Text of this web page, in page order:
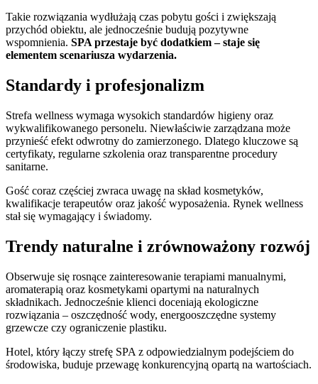
Takie rozwiązania wydłużają czas pobytu gości i zwiększają
przychód obiektu, ale jednocześnie budują pozytywne
wspomnienia. SPA przestaje być dodatkiem – staje się
elementem scenariusza wydarzenia.
Standardy i profesjonalizm
Strefa wellness wymaga wysokich standardów higieny oraz
wykwalifikowanego personelu. Niewłaściwie zarządzana może
przynieść efekt odwrotny do zamierzonego. Dlatego kluczowe są
certyfikaty, regularne szkolenia oraz transparentne procedury
sanitarne.
Gość coraz częściej zwraca uwagę na skład kosmetyków,
kwalifikacje terapeutów oraz jakość wyposażenia. Rynek wellness
stał się wymagający i świadomy.
Trendy naturalne i zrównoważony rozwój
Obserwuje się rosnące zainteresowanie terapiami manualnymi,
aromaterapią oraz kosmetykami opartymi na naturalnych
składnikach. Jednocześnie klienci doceniają ekologiczne
rozwiązania – oszczędność wody, energooszczędne systemy
grzewcze czy ograniczenie plastiku.
Hotel, który łączy strefę SPA z odpowiedzialnym podejściem do
środowiska, buduje przewagę konkurencyjną opartą na wartościach.